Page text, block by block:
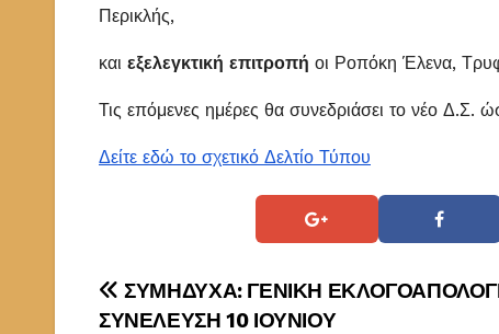
Περικλής,
και εξελεγκτική επιτροπή οι Ροπόκη Έλενα,
Τις επόμενες ημέρες θα συνεδριάσει το νέο Δ.Σ.
Δείτε εδώ το σχετικό Δελτίο Τύπου
Πλοήγηση
ΣΥΜΗΔΥΧΑ: ΓΕΝΙΚΗ
ΣΥΝΕΛΕΥΣΗ 10 ΙΟΥΝΙΟΥ